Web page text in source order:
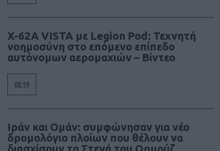
X-62A VISTA με Legion Pod: Τεχνητή
νοημοσύνη στο επόμενο επίπεδο
αυτόνομων αερομαχιών – Βίντεο
08:59
Ιράν και Ομάν: συμφώνησαν για νέο
δρομολόγιο πλοίων που θέλουν να
διασχίσουν τα Στενά του Ορμούζ